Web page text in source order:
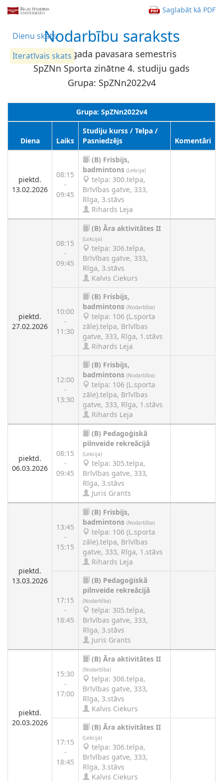
Saglabāt kā PDF
Dienu skats
Iteratīvais skats
Nodarbību saraksts
2026. gada pavasara semestris
SpZNn Sporta zinātne 4. studiju gads
Grupa: SpZNn2022v4
Grupa: SpZNn2022v4
Diena Laiks
Studiju kurss / Telpa /
Pasniedzējs
Komentāri
piektd.
13.02.2026
08:15
-
09:45
(B) Frisbijs,
badmintons (Lekcija)
telpa: 300.telpa,
Brīvības gatve, 333,
Rīga, 3.stāvs
Rihards Leja
piektd.
27.02.2026
08:15
-
09:45
(B) Āra aktivitātes II
(Lekcija)
telpa: 306.telpa,
Brīvības gatve, 333,
Rīga, 3.stāvs
Kalvis Ciekurs
10:00
-
11:30
(B) Frisbijs,
badmintons (Nodarbība)
telpa: 106 (L.sporta
zāle).telpa, Brīvības
gatve, 333, Rīga, 1.stāvs
Rihards Leja
12:00
-
13:30
(B) Frisbijs,
badmintons (Nodarbība)
telpa: 106 (L.sporta
zāle).telpa, Brīvības
gatve, 333, Rīga, 1.stāvs
Rihards Leja
piektd.
06.03.2026
08:15
-
09:45
(B) Pedagoģiskā
pilnveide rekreācijā
(Lekcija)
telpa: 305.telpa,
Brīvības gatve, 333,
Rīga, 3.stāvs
Juris Grants
piektd.
13.03.2026
13:45
-
15:15
(B) Frisbijs,
badmintons (Nodarbība)
telpa: 106 (L.sporta
zāle).telpa, Brīvības
gatve, 333, Rīga, 1.stāvs
Rihards Leja
17:15
-
18:45
(B) Pedagoģiskā
pilnveide rekreācijā
(Nodarbība)
telpa: 305.telpa,
Brīvības gatve, 333,
Rīga, 3.stāvs
Juris Grants
piektd.
20.03.2026
15:30
-
17:00
(B) Āra aktivitātes II
(Nodarbība)
telpa: 306.telpa,
Brīvības gatve, 333,
Rīga, 3.stāvs
Kalvis Ciekurs
17:15
-
18:45
(B) Āra aktivitātes II
(Lekcija)
telpa: 306.telpa,
Brīvības gatve, 333,
Rīga, 3.stāvs
Kalvis Ciekurs